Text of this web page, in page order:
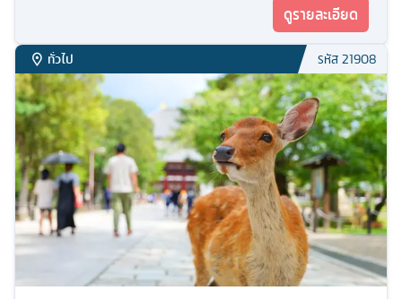
ดูรายละเอียด
ทั่วไป รหัส21908